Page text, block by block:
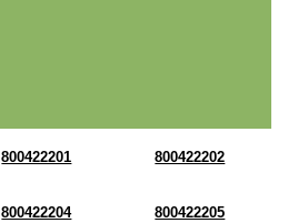
800422201 800422202
800422204 800422205